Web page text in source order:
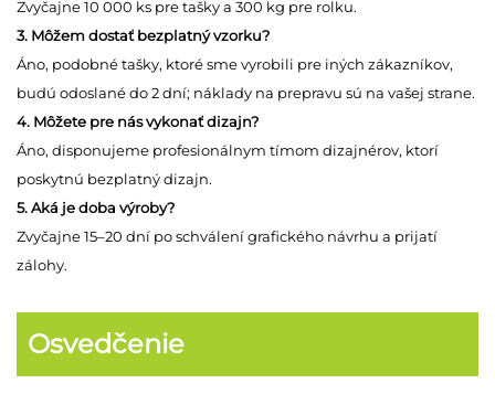
Zvyčajne 10 000 ks pre tašky a 300 kg pre rolku.
3. Môžem dostať bezplatný vzorku?
Áno, podobné tašky, ktoré sme vyrobili pre iných zákazníkov,
budú odoslané do 2 dní; náklady na prepravu sú na vašej strane.
4. Môžete pre nás vykonať dizajn?
Áno, disponujeme profesionálnym tímom dizajnérov, ktorí
poskytnú bezplatný dizajn.
5. Aká je doba výroby?
Zvyčajne 15–20 dní po schválení grafického návrhu a prijatí
zálohy.
Osvedčenie